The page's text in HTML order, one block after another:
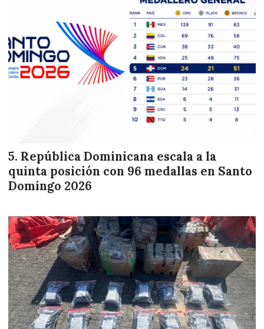
República Dominicana escala a la
quinta posición con 96 medallas en Santo
Domingo 2026